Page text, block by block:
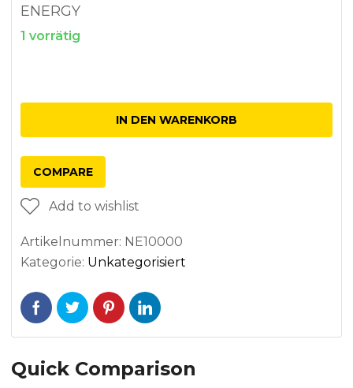
ENERGY
1 vorrätig
IN DEN WARENKORB
COMPARE
Add to wishlist
Artikelnummer: NE10000
Kategorie: Unkategorisiert
Quick Comparison